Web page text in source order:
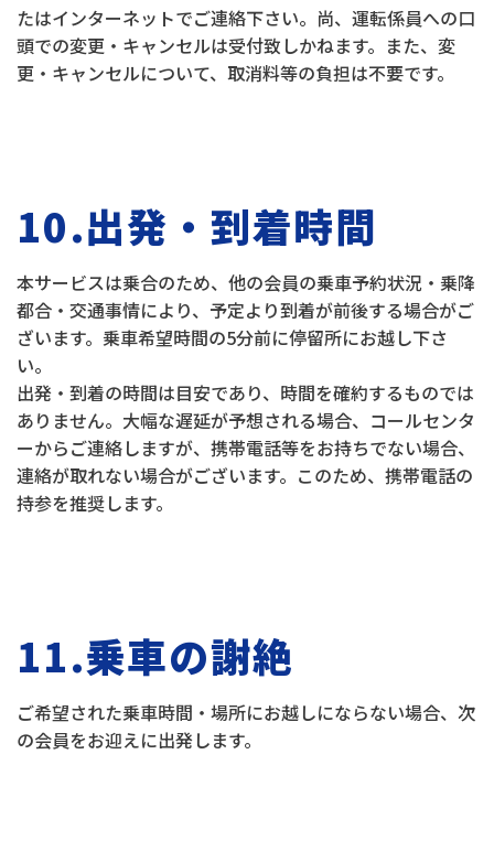
たはインターネットでご連絡下さい。尚、運転係員への口
頭での変更・キャンセルは受付致しかねます。また、変
更・キャンセルについて、取消料等の負担は不要です。
10.出発・到着時間
本サービスは乗合のため、他の会員の乗車予約状況・乗降
都合・交通事情により、予定より到着が前後する場合がご
ざいます。乗車希望時間の5分前に停留所にお越し下さ
い。
出発・到着の時間は目安であり、時間を確約するものでは
ありません。大幅な遅延が予想される場合、コールセンタ
ーからご連絡しますが、携帯電話等をお持ちでない場合、
連絡が取れない場合がございます。このため、携帯電話の
持参を推奨します。
11.乗車の謝絶
ご希望された乗車時間・場所にお越しにならない場合、次
の会員をお迎えに出発します。